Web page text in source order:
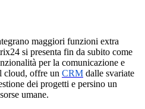
maggiori funzioni extra
si presenta fin da subito come
per la comunicazione e
cloud, offre un CRM dalle svariate
dei progetti e persino un
umane.